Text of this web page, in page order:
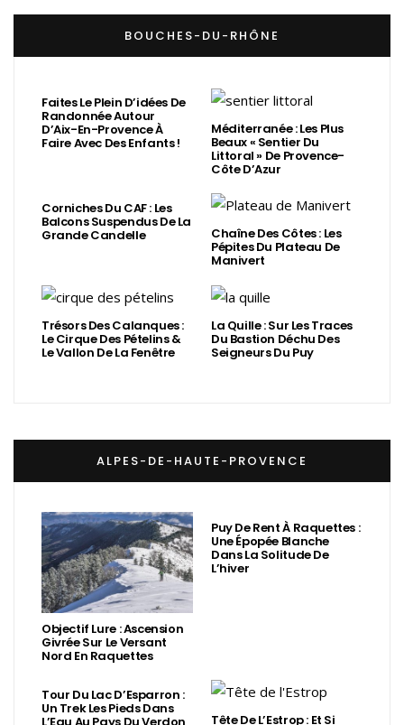
BOUCHES-DU-RHÔNE
Faites Le Plein D’idées De
Randonnée Autour
D’Aix-En-Provence À
Faire Avec Des Enfants !
Méditerranée : Les Plus
Beaux « Sentier Du
Littoral » De Provence-
Côte D’Azur
Corniches Du CAF : Les
Balcons Suspendus De La
Grande Candelle Chaîne Des Côtes : Les
Pépites Du Plateau De
Manivert
Trésors Des Calanques :
Le Cirque Des Pételins &
Le Vallon De La Fenêtre
La Quille : Sur Les Traces
Du Bastion Déchu Des
Seigneurs Du Puy
ALPES-DE-HAUTE-PROVENCE
Objectif Lure : Ascension
Givrée Sur Le Versant
Nord En Raquettes
Puy De Rent À Raquettes :
Une Épopée Blanche
Dans La Solitude De
L’hiver
Tour Du Lac D’Esparron :
Un Trek Les Pieds Dans
L’Eau Au Pays Du Verdon Tête De L’Estrop : Et Si